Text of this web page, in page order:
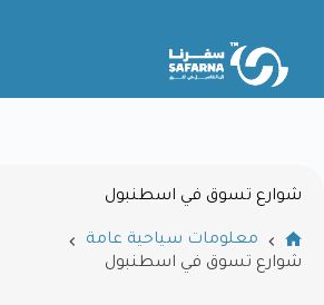
شوارع تسوق في اسطنبول
معلومات سياحية عامة
شوارع تسوق في اسطنبول